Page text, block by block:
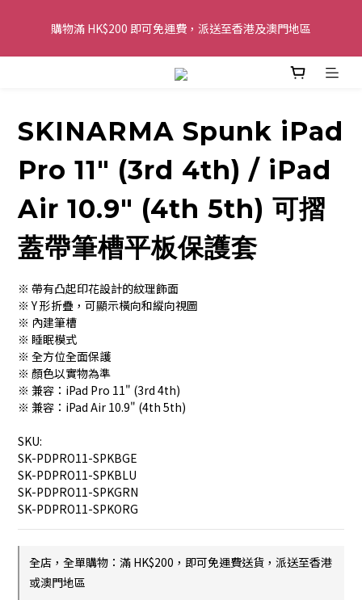
購物滿 HK$200 即可免運費，派送至香港及澳門地區
購物滿 HK$200 即可免運費，派送至香港及澳門地區
全單金額：每滿 HK$250，以轉數快或八達通方式付款，額外再減
歡迎 WhatsApp 6123 6918 查詢或電郵到
購物滿 HK$200 即可免運費，派送至香港及澳門地區
SKINARMA Spunk iPad
Pro 11" (3rd 4th) / iPad
Air 10.9" (4th 5th) 可摺
蓋帶筆槽平板保護套
※ 帶有凸起印花設計的紋理飾面
※ Y 形折疊，可顯示橫向和縱向視圖
※ 內建筆槽
※ 睡眠模式
※ 全方位全面保護
※ 顏色以實物為準
※ 兼容：iPad Pro 11" (3rd 4th)
※ 兼容：iPad Air 10.9" (4th 5th)
SKU:
SK-PDPRO11-SPKBGE
SK-PDPRO11-SPKBLU
SK-PDPRO11-SPKGRN
SK-PDPRO11-SPKORG
全店，全單購物：滿 HK$200，即可免運費送貨，派送至香港
或澳門地區